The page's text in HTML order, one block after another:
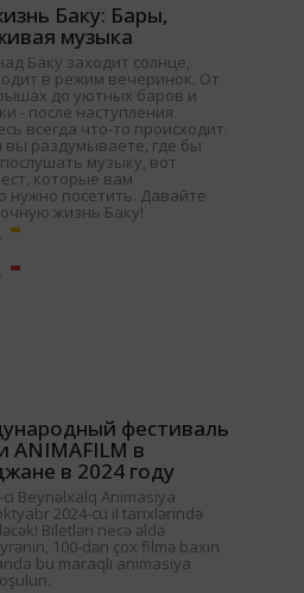
Баку: Бары,
музыка
Баку заходит солнце,
в режим вечеринок. От
до уютных баров и
- после наступления
всегда что-то происходит.
вы раздумываете, где бы
музыку, вот
которые вам
нужно посетить. Давайте
жизнь Баку!
фестиваль
ANIMAFILM в
в 2024 году
ci Beynəlxalq Animasiya
2024-cü il tarixlərində
Biletləri necə əldə
100-dən çox filmə baxın
bu maraqlı animasiya